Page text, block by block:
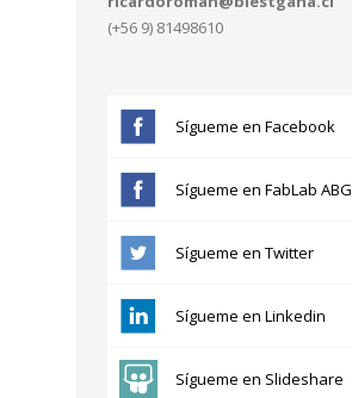
(+56 9) 81498610
Sígueme en Facebook
Sígueme en FabLab ABG
Sígueme en Twitter
Sígueme en Linkedin
Sígueme en Slideshare